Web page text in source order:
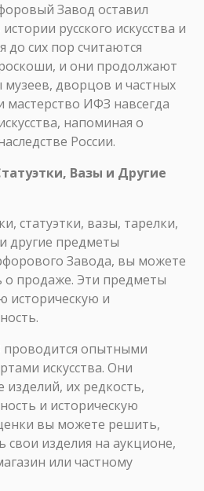
Завод оставил
русского искусства и
до сих пор считаются
и они продолжают
дворцов и частных
мастерство ИФЗ навсегда
напоминая о
России.
Вазы и Другие
статуэтки, вазы, тарелки,
другие предметы
Завода, вы можете
продаже. Эти предметы
историческую и
опытными
искусства. Они
их редкость,
и историческую
вы можете решить,
свои изделия на аукционе,
или частному